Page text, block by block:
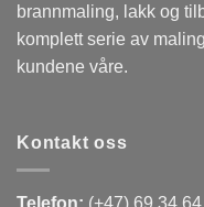
brannmaling, lakk og
komplett serie av
kundene våre.
Kontakt oss
Telefon: (+47) 69 34